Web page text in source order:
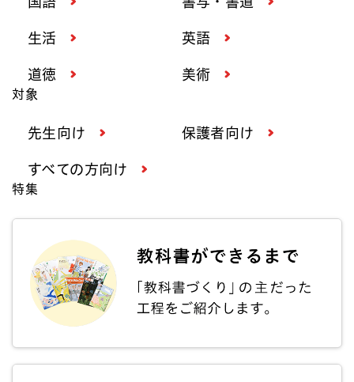
生活 英語
道徳 美術
対象
先生向け 保護者向け
すべての方向け
特集